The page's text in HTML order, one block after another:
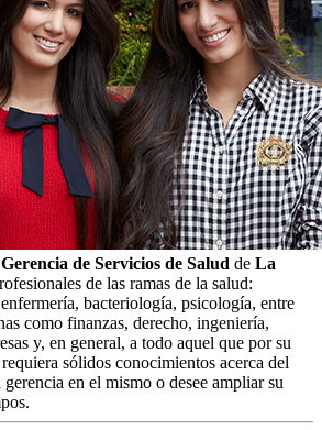
de Servicios de Salud de La
de las ramas de la salud:
bacteriología, psicología, entre
como finanzas, derecho, ingeniería,
y, en general, a todo aquel que por su
sólidos conocimientos acerca del
en el mismo o desee ampliar su